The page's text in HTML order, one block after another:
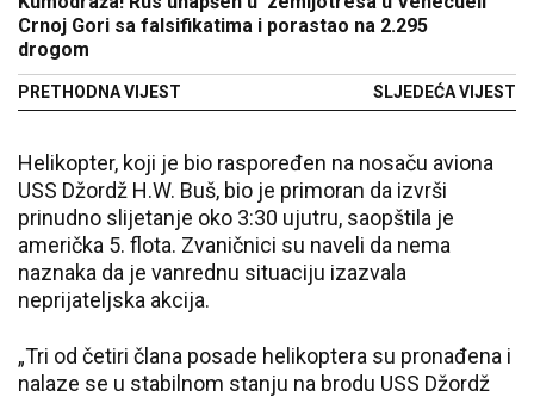
Crnoj Gori sa falsifikatima i
drogom
PRETHODNA VIJEST
porastao na 2.295
SLJEDEĆA VIJEST
Helikopter, koji je bio raspoređen na nosaču aviona
USS Džordž H.W. Buš, bio je primoran da izvrši
prinudno slijetanje oko 3:30 ujutru, saopštila je
američka 5. flota. Zvaničnici su naveli da nema
naznaka da je vanrednu situaciju izazvala
neprijateljska akcija.
„Tri od četiri člana posade helikoptera su pronađena i
nalaze se u stabilnom stanju na brodu USS Džordž